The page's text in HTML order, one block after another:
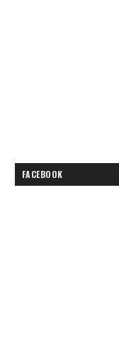
FACEBOOK